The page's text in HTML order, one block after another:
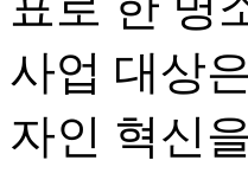
사업 대상
자인 혁신